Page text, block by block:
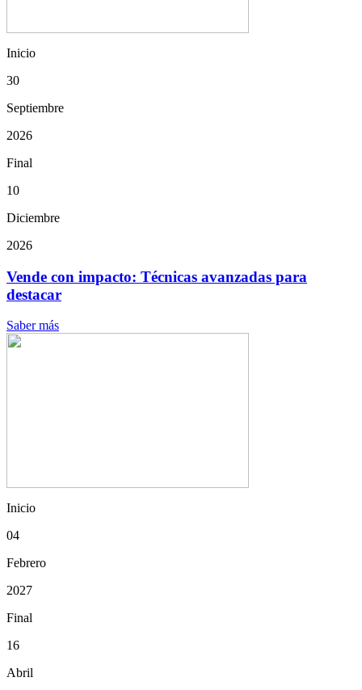
Inicio
30
Septiembre
2026
Final
10
Diciembre
2026
Vende con impacto: Técnicas avanzadas para
destacar
Saber más
Inicio
04
Febrero
2027
Final
16
Abril